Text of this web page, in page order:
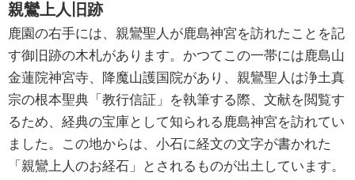
親鸞上人旧跡
鹿園の右手には、親鸞聖人が鹿島神宮を訪れたことを記
す御旧跡の木札があります。かつてこの一帯には鹿島山
金蓮院神宮寺、降魔山護国院があり、親鸞聖人は浄土真
宗の根本聖典「教行信証」を執筆する際、文献を閲覧す
るため、経典の宝庫として知られる鹿島神宮を訪れてい
ました。この地からは、小石に経文の文字が書かれた
「親鸞上人のお経石」とされるものが出土しています。